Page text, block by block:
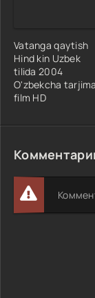
Vatanga qaytish
Hind kin Uzbek
tilida 2004
O'zbekcha tarjima
film HD